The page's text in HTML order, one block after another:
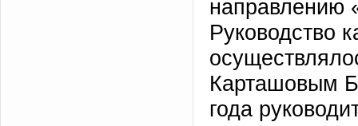
направлению
Руководство
Карташовым
года